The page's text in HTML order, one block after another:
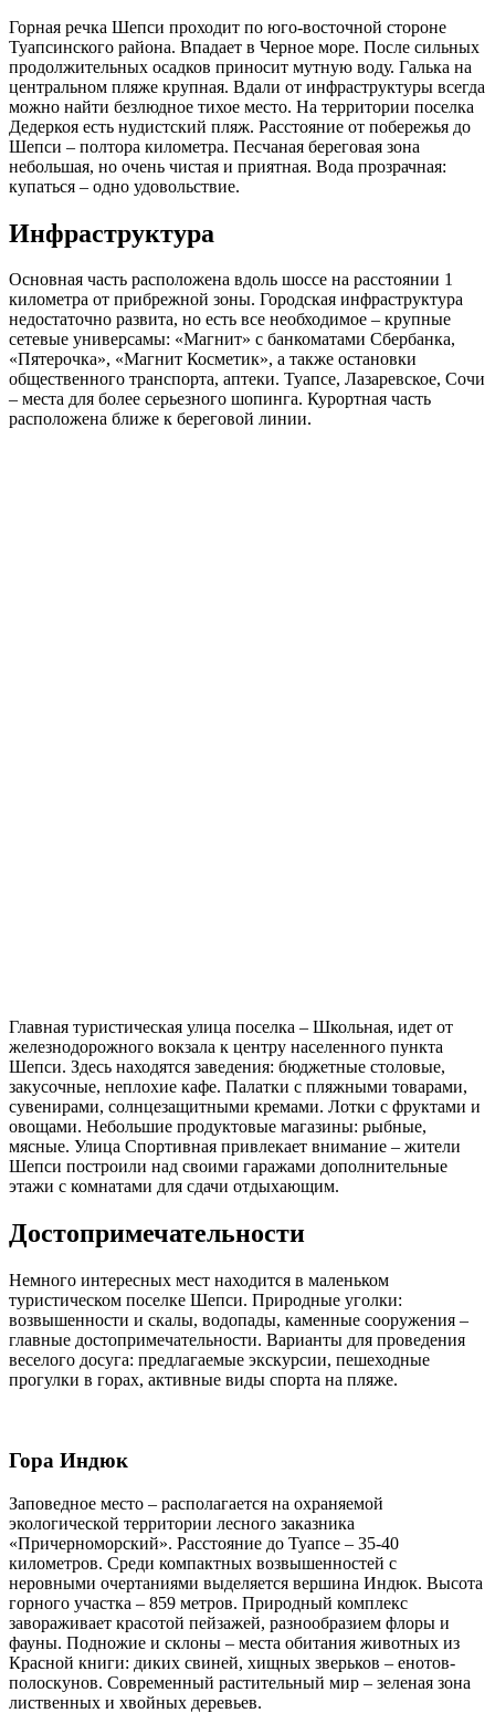
Горная речка Шепси проходит по юго-восточной стороне
Туапсинского района. Впадает в Черное море. После сильных
продолжительных осадков приносит мутную воду. Галька на
центральном пляже крупная. Вдали от инфраструктуры всегда
можно найти безлюдное тихое место. На территории поселка
Дедеркоя есть нудистский пляж. Расстояние от побережья до
Шепси – полтора километра. Песчаная береговая зона
небольшая, но очень чистая и приятная. Вода прозрачная:
купаться – одно удовольствие.
Инфраструктура
Основная часть расположена вдоль шоссе на расстоянии 1
километра от прибрежной зоны. Городская инфраструктура
недостаточно развита, но есть все необходимое – крупные
сетевые универсамы: «Магнит» с банкоматами Сбербанка,
«Пятерочка», «Магнит Косметик», а также остановки
общественного транспорта, аптеки. Туапсе, Лазаревское, Сочи
– места для более серьезного шопинга. Курортная часть
расположена ближе к береговой линии.
Главная туристическая улица поселка – Школьная, идет от
железнодорожного вокзала к центру населенного пункта
Шепси. Здесь находятся заведения: бюджетные столовые,
закусочные, неплохие кафе. Палатки с пляжными товарами,
сувенирами, солнцезащитными кремами. Лотки с фруктами и
овощами. Небольшие продуктовые магазины: рыбные,
мясные. Улица Спортивная привлекает внимание – жители
Шепси построили над своими гаражами дополнительные
этажи с комнатами для сдачи отдыхающим.
Достопримечательности
Немного интересных мест находится в маленьком
туристическом поселке Шепси. Природные уголки:
возвышенности и скалы, водопады, каменные сооружения –
главные достопримечательности. Варианты для проведения
веселого досуга: предлагаемые экскурсии, пешеходные
прогулки в горах, активные виды спорта на пляже.
Гора Индюк
Заповедное место – располагается на охраняемой
экологической территории лесного заказника
«Причерноморский». Расстояние до Туапсе – 35-40
километров. Среди компактных возвышенностей с
неровными очертаниями выделяется вершина Индюк. Высота
горного участка – 859 метров. Природный комплекс
завораживает красотой пейзажей, разнообразием флоры и
фауны. Подножие и склоны – места обитания животных из
Красной книги: диких свиней, хищных зверьков – енотов-
полоскунов. Современный растительный мир – зеленая зона
лиственных и хвойных деревьев.